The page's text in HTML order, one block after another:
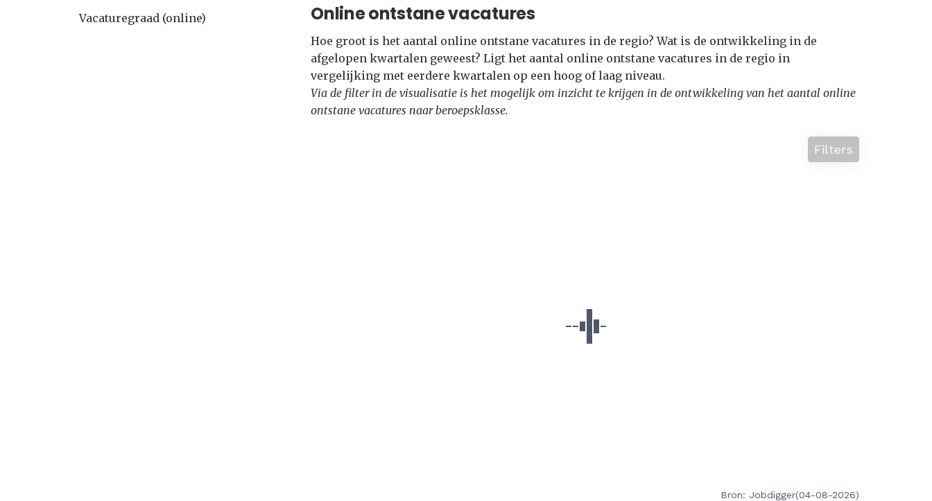
Vacaturegraad (online) Online ontstane vacatures
Hoe groot is het aantal online ontstane vacatures in de regio? Wat is de ontwikkeling in de
afgelopen kwartalen geweest? Ligt het aantal online ontstane vacatures in de regio in
vergelijking met eerdere kwartalen op een hoog of laag niveau.
Via de filter in de visualisatie is het mogelijk om inzicht te krijgen in de ontwikkeling van het aantal online
ontstane vacatures naar beroepsklasse.
Filters
Bron: Jobdigger(04-08-2026)